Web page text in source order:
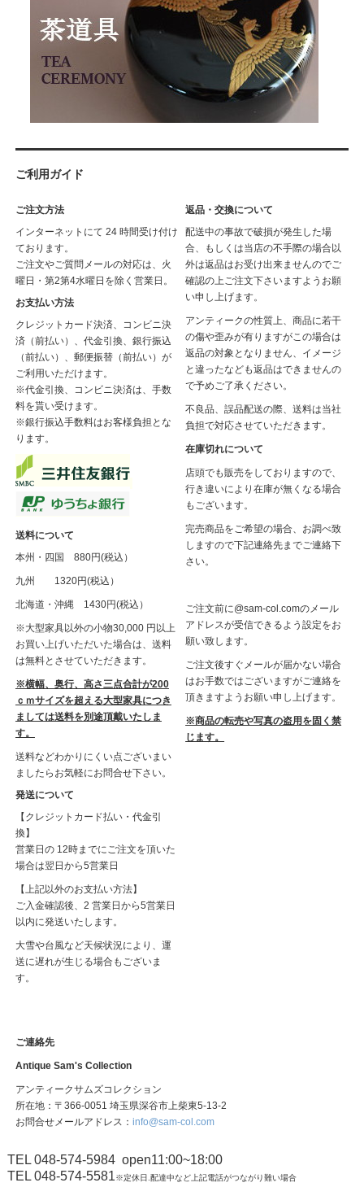
ご利用ガイド
ご注文方法
インターネットにて 24 時間受け付け
ております。
ご注文やご質問メールの対応は、火
曜日・第2第4水曜日を除く営業日。
お支払い方法
クレジットカード決済、コンビニ決
済（前払い）、代金引換、銀行振込
（前払い）、郵便振替（前払い）が
ご利用いただけます。
※代金引換、コンビニ決済は、手数
料を貰い受けます。
※銀行振込手数料はお客様負担とな
ります。
送料について
本州・四国 880円(税込）
九州 1320円(税込）
北海道・沖縄 1430円(税込）
※大型家具以外の小物30,000 円以上
お買い上げいただいた場合は、送料
は無料とさせていただきます。
※横幅、奥行、高さ三点合計が200
ｃｍサイズを超える大型家具につき
ましては送料を別途頂戴いたしま
す。
送料などわかりにくい点ございまい
ましたらお気軽にお問合せ下さい。
発送について
【クレジットカード払い・代金引
換】
営業日の 12時までにご注文を頂いた
場合は翌日から5営業日
【上記以外のお支払い方法】
ご入金確認後、2 営業日から5営業日
以内に発送いたします。
大雪や台風など天候状況により、運
送に遅れが生じる場合もございま
す。
返品・交換について
配送中の事故で破損が発生した場
合、もしくは当店の不手際の場合以
外は返品はお受け出来ませんのでご
確認の上ご注文下さいますようお願
い申し上げます。
アンティークの性質上、商品に若干
の傷や歪みが有りますがこの場合は
返品の対象となりません、イメージ
と違ったなども返品はできませんの
で予めご了承ください。
不良品、誤品配送の際、送料は当社
負担で対応させていただきます。
在庫切れについて
店頭でも販売をしておりますので、
行き違いにより在庫が無くなる場合
もございます。
完売商品をご希望の場合、お調べ致
しますので下記連絡先までご連絡下
さい。
ご注文前に@sam-col.comのメール
アドレスが受信できるよう設定をお
願い致します。
ご注文後すぐメールが届かない場合
はお手数ではございますがご連絡を
頂きますようお願い申し上げます。
※商品の転売や写真の盗用を固く禁
じます。
ご連絡先
Antique Sam's Collection
アンティークサムズコレクション
所在地：〒366-0051 埼玉県深谷市上柴東5-13-2
お問合せメールアドレス： info@sam-col.com
TEL 048-574-5984open11:00~18:00
TEL 048-574-5581※定休日.配達中など上記電話がつながり難い場合